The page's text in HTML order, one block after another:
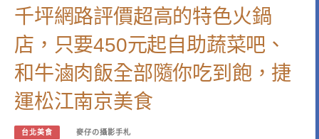
千坪網路評價超高的特色火鍋
店，只要450元起自助蔬菜吧、
和牛滷肉飯全部隨你吃到飽，捷
運松江南京美食
台北美食 麥仔の攝影手札